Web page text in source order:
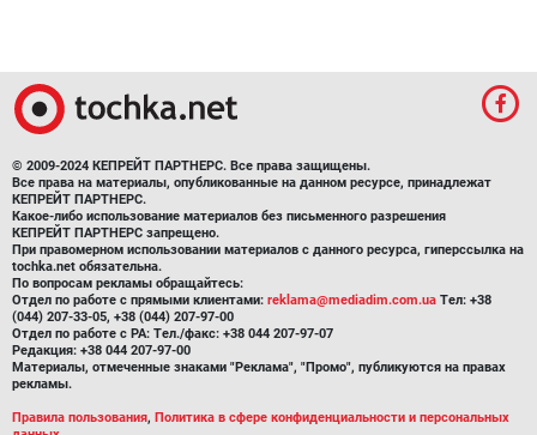
© 2009-2024 КЕПРЕЙТ ПАРТНЕРС. Все права защищены.
Все права на материалы, опубликованные на данном ресурсе, принадлежат
КЕПРЕЙТ ПАРТНЕРС.
Какое-либо использование материалов без письменного разрешения
КЕПРЕЙТ ПАРТНЕРС запрещено.
При правомерном использовании материалов с данного ресурса, гиперссылка на
tochka.net обязательна.
По вопросам рекламы обращайтесь:
Отдел по работе с прямыми клиентами: reklama@mediadim.com.ua Тел: +38
(044) 207-33-05, +38 (044) 207-97-00
Отдел по работе с РА: Тел./факс: +38 044 207-97-07
Редакция: +38 044 207-97-00
Материалы, отмеченные знаками "Реклама", "Промо", публикуются на правах
рекламы.
Правила пользования, Политика в сфере конфиденциальности и персональных